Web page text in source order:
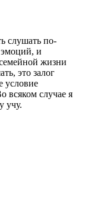
слушать по-
и
жизни
это залог
условие
всяком случае я
учу.